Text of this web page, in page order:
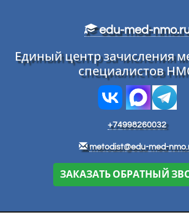
edu-med-
Единый центр зачисления
специалистов
+74998260032
metodist@edu-med-
ЗАКАЗАТЬ ОБРАТНЫЙ